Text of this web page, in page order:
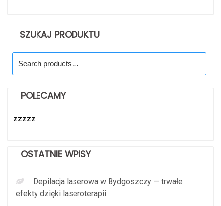
SZUKAJ PRODUKTU
for:
POLECAMY
zzzzz
OSTATNIE WPISY
Depilacja laserowa w Bydgoszczy — trwałe
efekty dzięki laseroterapii